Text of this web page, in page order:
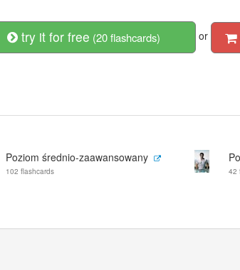
try it for free (20 flashcards) or
Poziom średnio-zaawansowany
102 flashcards 42